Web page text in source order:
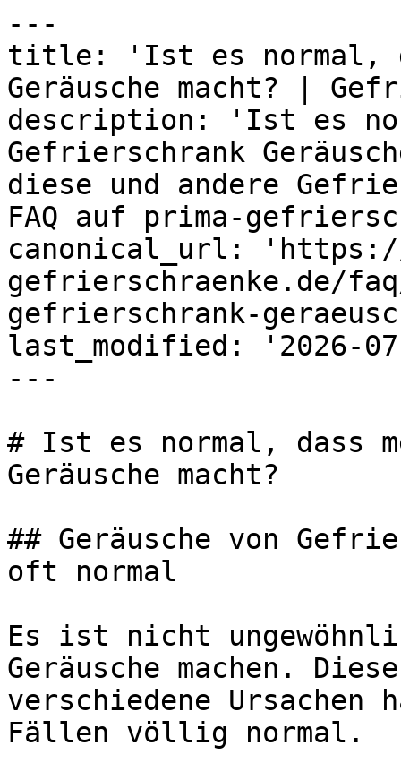
---
title: 'Ist es normal,
Geräusche macht? |
description: 'Ist es
Gefrierschrank
diese und andere
FAQ auf prima-
canonical_url: 'https://
gefrierschraenke.de/
gefrierschrank-
last_modified: '2026-
---
# Ist es normal, dass
Geräusche macht?
## Geräusche von
oft normal
Es ist nicht
Geräusche machen.
verschiedene
Fällen völlig normal.